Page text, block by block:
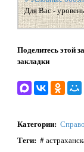
Для Вас -
Поделитесь этой
закладки
Категории:
Теги: #